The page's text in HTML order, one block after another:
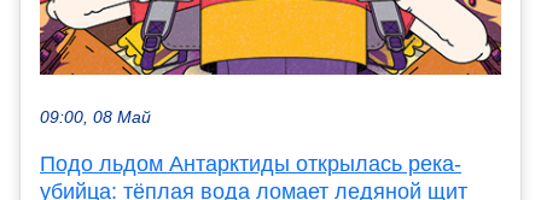
09:00, 08 Май
Подо льдом Антарктиды открылась река-
убийца: тёплая вода ломает ледяной щит